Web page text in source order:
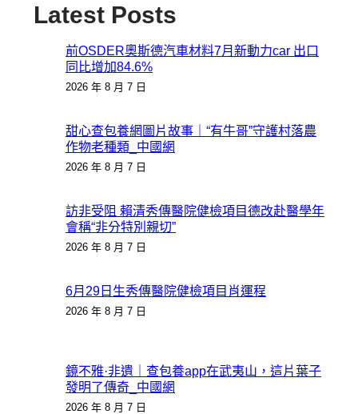
Latest Posts
前OSDER奧斯德汽車材料7月新動力car 出口
同比增加84.6%
2026 年 8 月 7 日
甜心查包養網圖片故事｜“有牛哥”守護村落農
作物老種類_中國網
2026 年 8 月 7 日
訪非受阻 賴清秀傳醫院健檢項目德改赴醫學年
會稱“非分特別親切”
2026 年 8 月 7 日
6月29日生秀傳醫院健檢項目肖運程
2026 年 8 月 7 日
鏡不雅·非遺｜查包養app在武夷山，這片葉子
發明了傳奇_中國網
2026 年 8 月 7 日